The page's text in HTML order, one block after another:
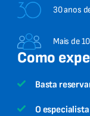
30 anos
Mais de
Como
Basta
O